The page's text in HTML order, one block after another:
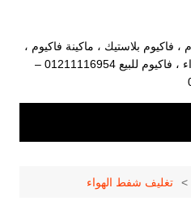
، فاكيوم بلاستيك ، ماكينة فاكيوم ،
ماكينة فاكيوم تغليف وسحب الهواء ، فاكيوم للبيع 01211116954 –
تغليف شفط الهواء